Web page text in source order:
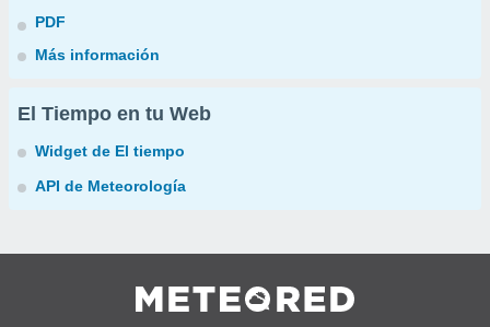
PDF
Más información
El Tiempo en tu Web
Widget de El tiempo
API de Meteorología